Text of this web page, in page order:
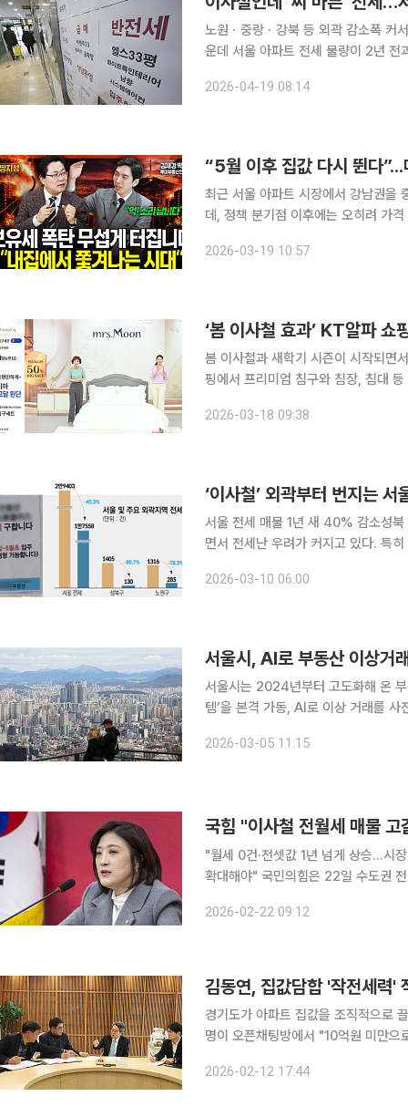
노원ㆍ중랑ㆍ강북 등 외곽 감소폭 커서울 평균 전세
운데 서울 아파트 전세 물량이 2년 전과
다. 이는 2024년 4월 18일(3만750
2026-04-19 08:14
“5월 이후 집값 다시 뛴다”...
최근 서울 아파트 시장에서 강남권을
데, 정책 분기점 이후에는 오히려 가
상 카드까지 더해지면서 시장 변동성
2026-03-19 10:57
‘봄 이사철 효과’ KT알파 쇼
봄 이사철과 새학기 시즌이 시작되면
핑에서 프리미엄 침구와 침장, 침대 등 침실 관련
2026-03-18 09:38
‘이사철’ 외곽부터 번지는
서울 전세 매물 1년 새 40% 감소성북 90.7%·관악
면서 전세난 우려가 커지고 있다. 특
2026-03-10 06:00
서울시, AI로 부동산 이상거
서울시는 2024년부터 고도화해 온
템’을 본격 가동, AI로 이상 거래를
다. 서울시는 거래량이 늘어나는 이
2026-03-05 11:15
국힘 "이사철 전월세 매물
"월세 0건·전셋값 1년 넘게 상승…시
확대해야" 국민의힘은 22일 수도권 전·월세 매물 감소와 가격 상승 현상과 관련해 "지금의 전월세
논평에서 "3월 이사철을 앞두고 수도
2026-02-22 09:12
김동연, 집값담합 '작전세력
경기도가 아파트 집값을 조직적으로 끌어올
명이 오픈채팅방에서 "10억원 미만
직접 주재하며 "집값담합, 전세사기,
2026-02-12 17:44